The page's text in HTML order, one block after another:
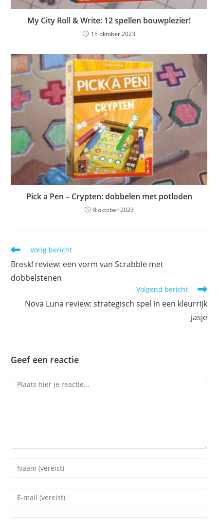
My City Roll & Write: 12 spellen bouwplezier!
15 oktober 2023
Pick a Pen – Crypten: dobbelen met potloden
8 oktober 2023
Lees
artikelen
Vorig bericht
Bresk! review: een vorm van Scrabble met
dobbelstenen
Volgend bericht
Nova Luna review: strategisch spel in een kleurrijk
jasje
Geef een reactie
Reactie
Voer
je
naam
Voer
je
e-